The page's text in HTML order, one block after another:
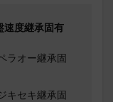
速度継承固有
ラオー継承固
キセキ継承固